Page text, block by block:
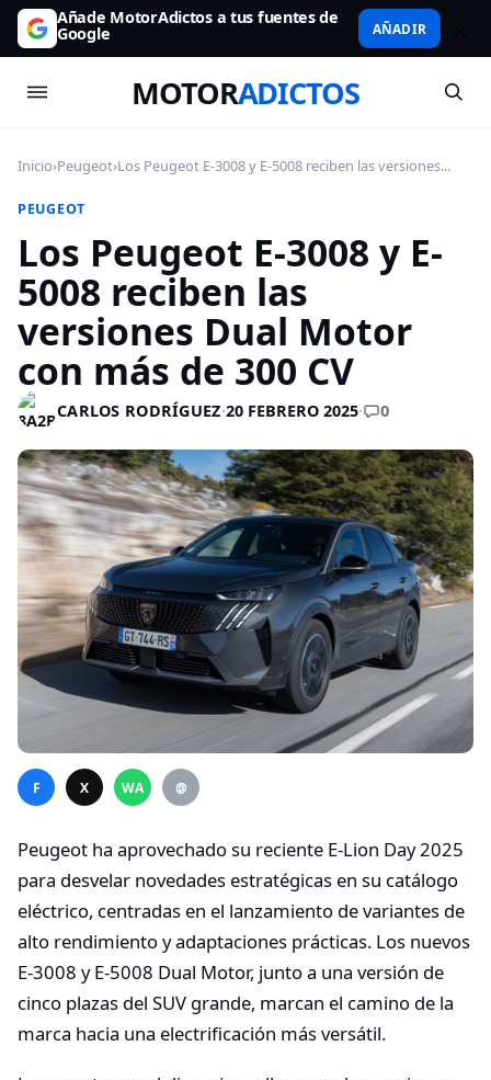
Añade MotorAdictos a tus fuentes de
Google AÑADIR
MOTORADICTOS
Inicio›Peugeot›Los Peugeot E-3008 y E-5008 reciben las versiones...
PEUGEOT
Los Peugeot E-3008 y E-
5008 reciben las
versiones Dual Motor
con más de 300 CV
CARLOS RODRÍGUEZ·20 FEBRERO 2025· 0
F X WA @
Peugeot ha aprovechado su reciente E-Lion Day 2025
para desvelar novedades estratégicas en su catálogo
eléctrico, centradas en el lanzamiento de variantes de
alto rendimiento y adaptaciones prácticas. Los nuevos
E-3008 y E-5008 Dual Motor, junto a una versión de
cinco plazas del SUV grande, marcan el camino de la
marca hacia una electrificación más versátil.